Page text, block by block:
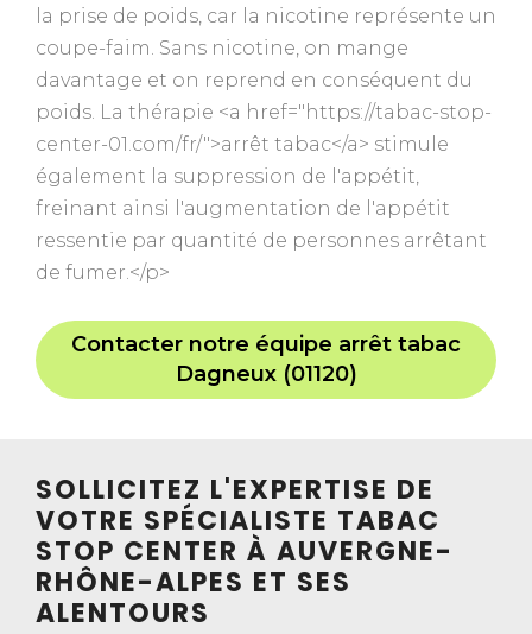
la prise de poids, car la nicotine représente un
coupe-faim. Sans nicotine, on mange
davantage et on reprend en conséquent du
poids. La thérapie <a href="https://tabac-stop-
center-01.com/fr/">arrêt tabac</a> stimule
également la suppression de l'appétit,
freinant ainsi l'augmentation de l'appétit
ressentie par quantité de personnes arrêtant
de fumer.</p>
Contacter notre équipe arrêt tabac
Dagneux (01120)
SOLLICITEZ L'EXPERTISE DE
VOTRE SPÉCIALISTE TABAC
STOP CENTER À AUVERGNE-
RHÔNE-ALPES ET SES
ALENTOURS